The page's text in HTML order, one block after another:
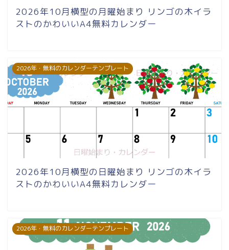
2026年10月横型の月曜始まり リンゴの木イラ
ストのかわいいA4無料カレンダー
2026年・無料のカレンダーテンプレート
2026年10月横型の日曜始まり リンゴの木イラ
ストのかわいいA4無料カレンダー
2026年・無料のカレンダーテンプレート